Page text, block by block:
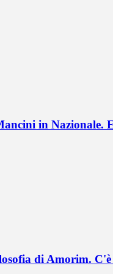
in
di Amorim.